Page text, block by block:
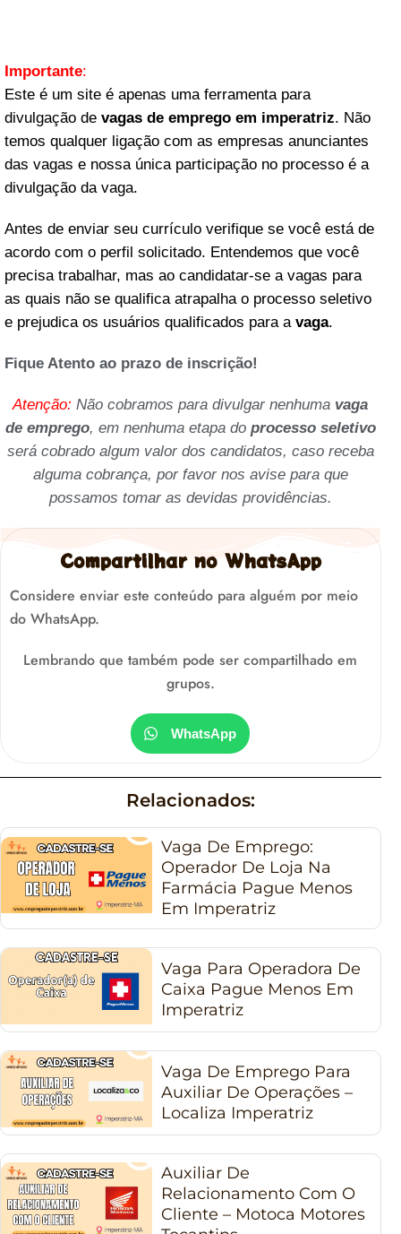
Importante:
Este é um site é apenas uma ferramenta para
divulgação de vagas de emprego em imperatriz. Não
temos qualquer ligação com as empresas anunciantes
das vagas e nossa única participação no processo é a
divulgação da vaga.
Antes de enviar seu currículo verifique se você está de
acordo com o perfil solicitado. Entendemos que você
precisa trabalhar, mas ao candidatar-se a vagas para
as quais não se qualifica atrapalha o processo seletivo
e prejudica os usuários qualificados para a vaga.
Fique Atento ao prazo de inscrição!
Atenção: Não cobramos para divulgar nenhuma vaga
de emprego, em nenhuma etapa do processo seletivo
será cobrado algum valor dos candidatos, caso receba
alguma cobrança, por favor nos avise para que
possamos tomar as devidas providências.
Compartilhar no WhatsApp
Considere enviar este conteúdo para alguém por meio
do WhatsApp.
Lembrando que também pode ser compartilhado em
grupos.
WhatsApp
Relacionados:
Vaga De Emprego:
Operador De Loja Na
Farmácia Pague Menos
Em Imperatriz
Vaga Para Operadora De
Caixa Pague Menos Em
Imperatriz
Vaga De Emprego Para
Auxiliar De Operações –
Localiza Imperatriz
Auxiliar De
Relacionamento Com O
Cliente – Motoca Motores